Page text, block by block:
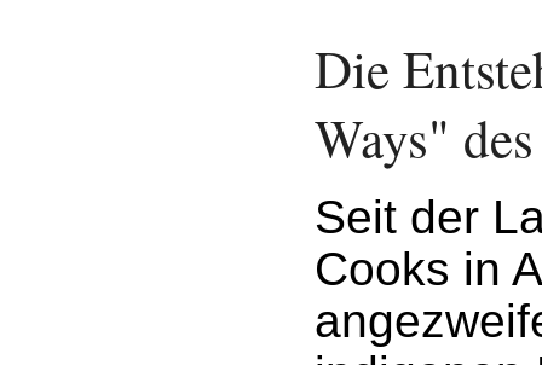
Die
Ways"
Seit der
Cooks in